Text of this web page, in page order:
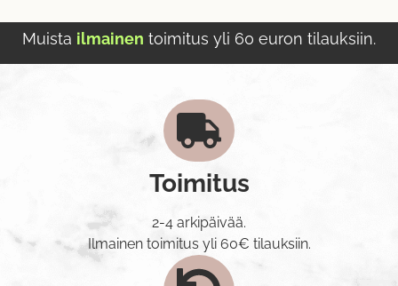
Muista ilmainen toimitus yli 60 euron tilauksiin.
Toimitus
2-4 arkipäivää.
Ilmainen toimitus yli 60€ tilauksiin.